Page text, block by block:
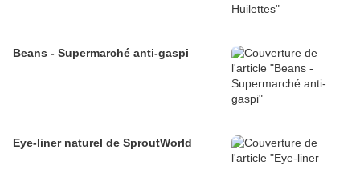
Beans - Supermarché anti-gaspi
Eye-liner naturel de SproutWorld